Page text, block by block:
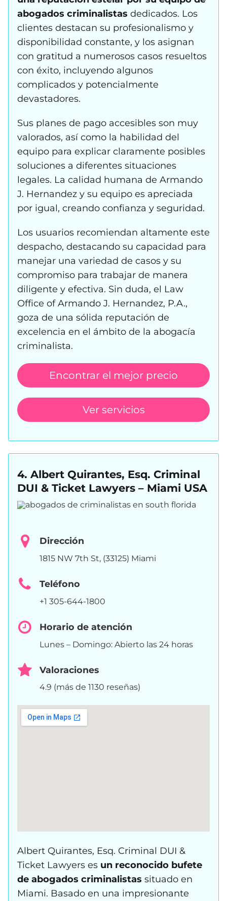
abogados criminalistas dedicados. Los
clientes destacan su profesionalismo y
disponibilidad constante, y los asignan
con gratitud a numerosos casos resueltos
con éxito, incluyendo algunos
complicados y potencialmente
devastadores.
Sus planes de pago accesibles son muy
valorados, así como la habilidad del
equipo para explicar claramente posibles
soluciones a diferentes situaciones
legales. La calidad humana de Armando
J. Hernandez y su equipo es apreciada
por igual, creando confianza y seguridad.
Los usuarios recomiendan altamente este
despacho, destacando su capacidad para
manejar una variedad de casos y su
compromiso para trabajar de manera
diligente y efectiva. Sin duda, el Law
Office of Armando J. Hernandez, P.A.,
goza de una sólida reputación de
excelencia en el ámbito de la abogacía
criminalista.
Encontrar el mejor precio
Ver servicios
4. Albert Quirantes, Esq. Criminal
DUI & Ticket Lawyers – Miami USA
Dirección
1815 NW 7th St, (33125) Miami
Teléfono
+1 305-644-1800
Horario de atención
Lunes – Domingo: Abierto las 24 horas
Valoraciones
4.9 (más de 1130 reseñas)
Albert Quirantes, Esq. Criminal DUI &
Ticket Lawyers es un reconocido bufete
de abogados criminalistas situado en
Miami. Basado en una impresionante